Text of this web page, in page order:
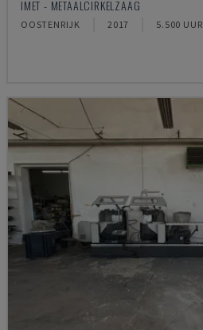
IMET - METAALCIRKELZAAG
OOSTENRIJK 2017 5.500 UUR